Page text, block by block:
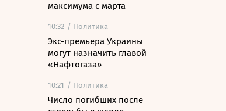
максимума с марта
10:32 / Политика
Экс-премьера Украины
могут назначить главой
«Нафтогаза»
10:21 / Политика
Число погибших после